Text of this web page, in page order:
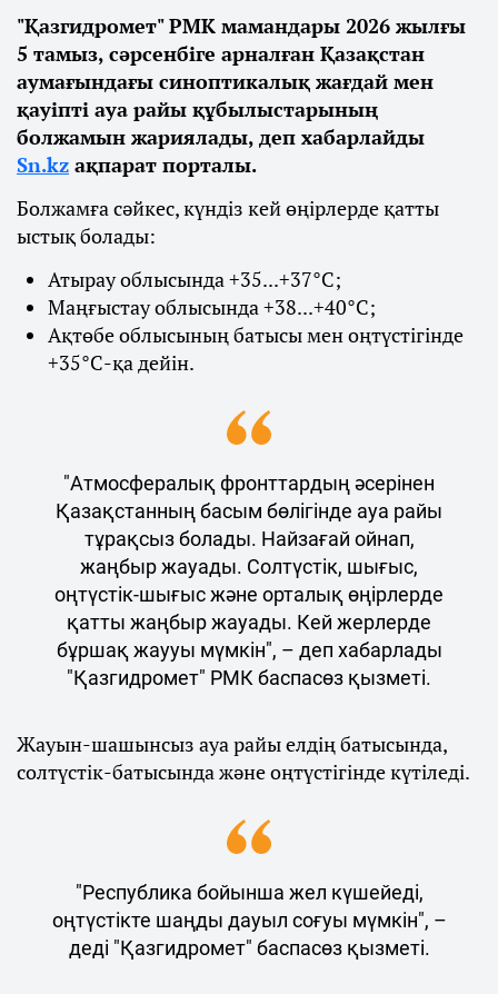
"Қазгидромет" РМК мамандары 2026 жылғы
5 тамыз, сәрсенбіге арналған Қазақстан
аумағындағы синоптикалық жағдай мен
қауіпті ауа райы құбылыстарының
болжамын жариялады, деп хабарлайды
Sn.kz ақпарат порталы.
Болжамға сәйкес, күндіз кей өңірлерде қатты
ыстық болады:
Атырау облысында +35...+37°С;
Маңғыстау облысында +38...+40°С;
Ақтөбе облысының батысы мен оңтүстігінде
+35°С-қа дейін.
"Атмосфералық фронттардың әсерінен
Қазақстанның басым бөлігінде ауа райы
тұрақсыз болады. Найзағай ойнап,
жаңбыр жауады. Солтүстік, шығыс,
оңтүстік-шығыс және орталық өңірлерде
қатты жаңбыр жауады. Кей жерлерде
бұршақ жаууы мүмкін", – деп хабарлады
"Қазгидромет" РМК баспасөз қызметі.
Жауын-шашынсыз ауа райы елдің батысында,
солтүстік-батысында және оңтүстігінде күтіледі.
"Республика бойынша жел күшейеді,
оңтүстікте шаңды дауыл соғуы мүмкін", –
деді "Қазгидромет" баспасөз қызметі.